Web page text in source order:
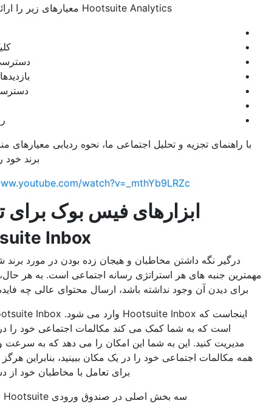
Hootsuite Analytics معیارهای زیر را ارائه می دهد:
کلیک می کند
دسترسی به پست
بازدیدهای ویدیویی
دسترسی ویدیویی
رشد فالوور
تجزیه و تحلیل اجتماعی ما، نحوه ردیابی معیارهای مناسب برای
برند خود را بیاموزید.
https://www.youtube.com/watch?v=_mthYb9LRZc
ابزارهای فیس بوک برای تعامل
Hootsuite Inbox
نگه داشتن مخاطبان و هیجان زده بودن در مورد برند شما یکی از
جنبه های هر استراتژی رسانه اجتماعی است. به هر حال، اگر کسی
دیدن آن وجود نداشته باشد، ارسال محتوای عالی چه فایده ای دارد؟
اینجاست که Hootsuite Inbox وارد می شود. Hootsuite Inbox ابزاری
است که به شما کمک می کند مکالمات اجتماعی خود را در یک مکان
کنید. این به شما این امکان را می دهد که به سرعت و به راحتی
اجتماعی خود را در یک مکان ببینید، بنابراین هرگز فرصتی را
برای تعامل با مخاطبان خود از دست ندهید.
سه بخش اصلی در صندوق ورودی Hootsuite وجود دارد: